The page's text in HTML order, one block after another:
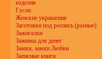
изделия
Гусли
Женские украшения
Заготовки под роспись (разные)
Зажигалки
Зажимы для денег
Замки, замки Любви
Записные книги